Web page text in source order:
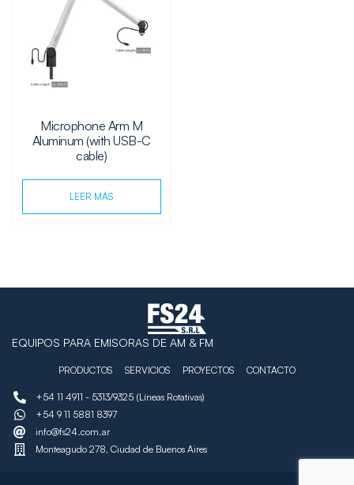
Microphone Arm M
Aluminum (with USB-C
cable)
LEER MÁS
EQUIPOS PARA EMISORAS DE AM & FM
PRODUCTOS SERVICIOS PROYECTOS CONTACTO
+54 11 4911 - 5313/9325 (Líneas Rotativas)
+54 9 11 5881 8397
info@fs24.com.ar
Monteagudo 278, Ciudad de Buenos Aires